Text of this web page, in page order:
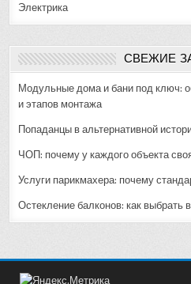
Электрика
СВЕЖИЕ
Модульные дома и бани под ключ:
и этапов монтажа
Попаданцы в альтернативной
ЧОП: почему у каждого объекта
Услуги парикмахера: почему
Остекление балконов: как выбрать